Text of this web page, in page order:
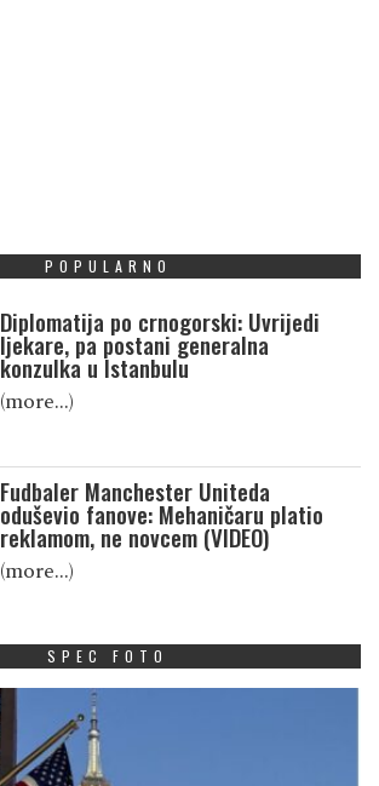
POPULARNO
Diplomatija po crnogorski: Uvrijedi
ljekare, pa postani generalna
konzulka u Istanbulu
(more…)
Fudbaler Manchester Uniteda
oduševio fanove: Mehaničaru platio
reklamom, ne novcem (VIDEO)
(more…)
SPEC FOTO